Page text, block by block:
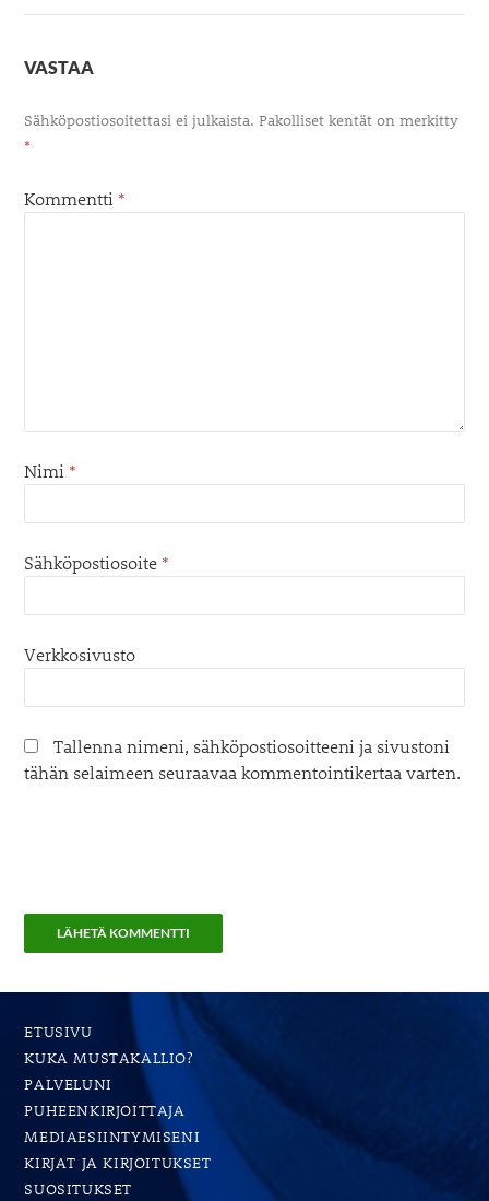
VASTAA
Sähköpostiosoitettasi ei julkaista. Pakolliset kentät on merkitty
*
Kommentti *
Nimi *
Sähköpostiosoite *
Verkkosivusto
Tallenna nimeni, sähköpostiosoitteeni ja sivustoni
tähän selaimeen seuraavaa kommentointikertaa varten.
ETUSIVU
KUKA MUSTAKALLIO?
PALVELUNI
PUHEENKIRJOITTAJA
MEDIAESIINTYMISENI
KIRJAT JA KIRJOITUKSET
SUOSITUKSET